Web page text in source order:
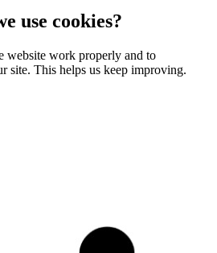
use cookies?
website work properly and to
site. This helps us keep improving.